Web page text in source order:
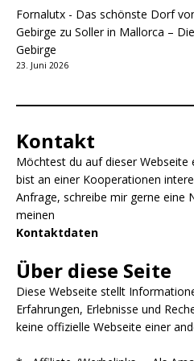
Fornalutx - Das schönste Dorf
Gebirge zu Soller in Mallorca –
Gebirge
23. Juni 2026
Kontakt
Möchtest du auf dieser Webseite
bist an einer Kooperationen
Anfrage, schreibe mir gerne eine
meinen
Kontaktdaten
Über diese Seite
Diese Webseite stellt
Erfahrungen, Erlebnisse und
keine offizielle Webseite einer